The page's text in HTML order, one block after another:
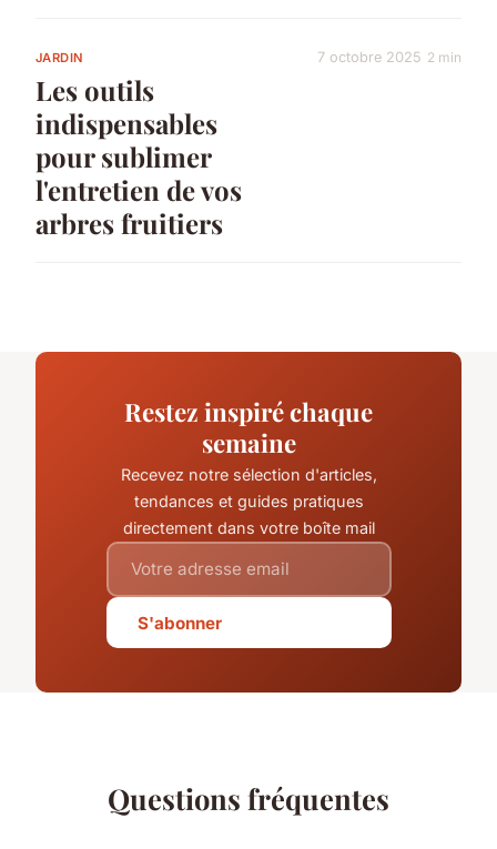
JARDIN
Les outils
indispensables
pour sublimer
l'entretien de vos
arbres fruitiers
7 octobre 2025 2 min
Restez inspiré chaque
semaine
Recevez notre sélection d'articles,
tendances et guides pratiques
directement dans votre boîte mail
S'abonner
Questions fréquentes